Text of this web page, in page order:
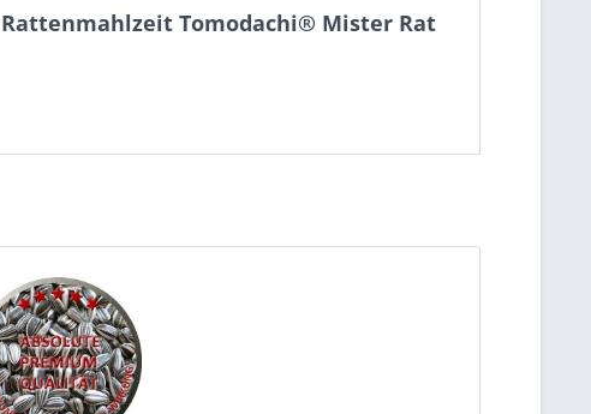
Tomodachi® Mister Rat